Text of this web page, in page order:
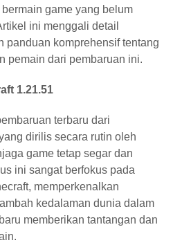
game yang belum
ini menggali detail
panduan komprehensif tentang
pemain dari pembaruan ini.
1.21.51
terbaru dari
dirilis secara rutin oleh
game tetap segar dan
ini sangat berfokus pada
memperkenalkan
kedalaman dunia dalam
memberikan tantangan dan